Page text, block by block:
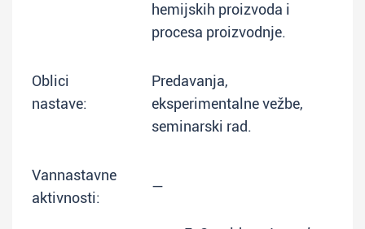
hemijskih proizvoda i
procesa proizvodnje.
Oblici
nastave:
Predavanja,
eksperimentalne vežbe,
seminarski rad.
Vannastavne
aktivnosti:
—